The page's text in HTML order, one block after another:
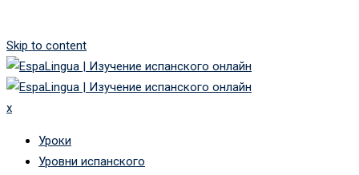
Skip to content
x
Уроки
Уровни испанского